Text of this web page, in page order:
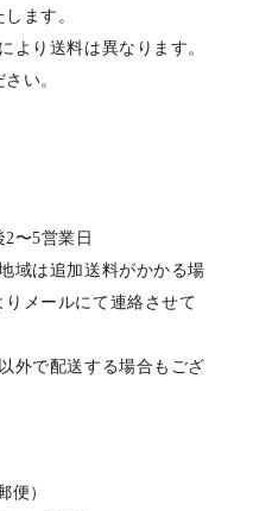
ます。
より送料は異なります。
い。
2〜5営業日
域は追加送料がかかる場
メールにて連絡させて
外で配送する場合もござ
便）